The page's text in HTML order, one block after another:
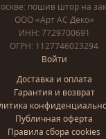
пошив штор на
ООО «Арт АС Деко»
ИНН: 7729700691
ОГРН: 1127746023294
Войти
Доставка и оплата
Гарантия и возврат
Публичная оферта
Правила сбора cookies